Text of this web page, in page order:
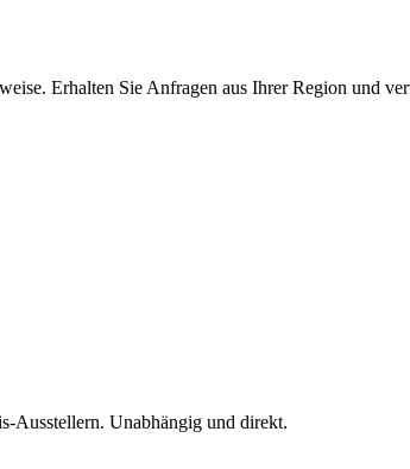
Erhalten Sie Anfragen aus Ihrer Region und
Ausstellern. Unabhängig und direkt.